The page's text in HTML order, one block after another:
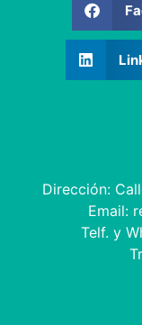
Dirección:
Email:
Telf. y